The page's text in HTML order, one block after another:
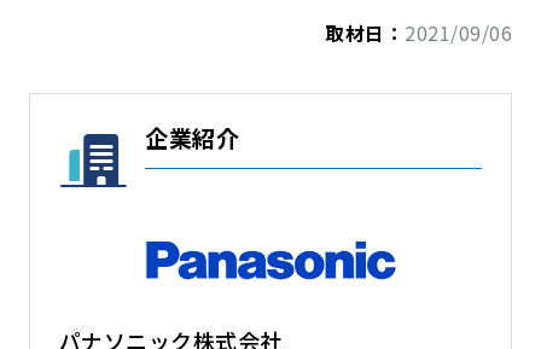
取材日： 2021/09/06
企業紹介
パナソニック株式会社